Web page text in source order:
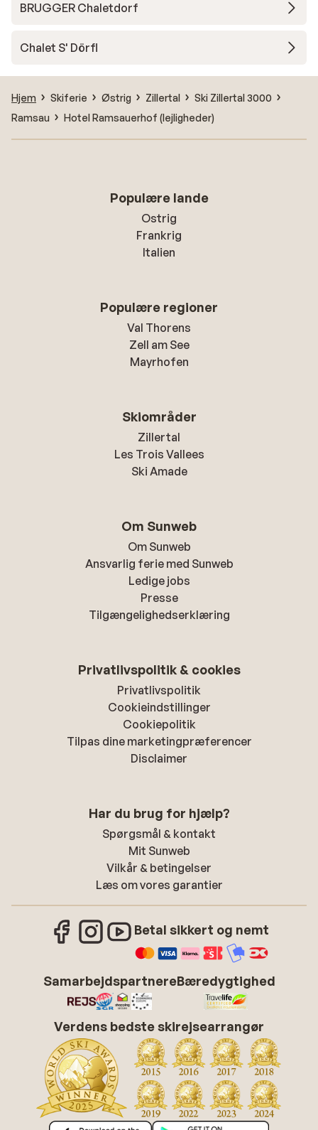
BRUGGER Chaletdorf
Chalet S' Dörfl
Hjem Skiferie Østrig Zillertal
Ski Zillertal 3000
Ramsau
Hotel Ramsauerhof (lejligheder)
Populære lande
Ostrig
Frankrig
Italien
Populære regioner
Val Thorens
Zell am See
Mayrhofen
Skiområder
Zillertal
Les Trois Vallees
Ski Amade
Om Sunweb
Om Sunweb
Ansvarlig ferie med Sunweb
Ledige jobs
Presse
Tilgængelighedserklæring
Privatlivspolitik & cookies
Privatlivspolitik
Cookieindstillinger
Cookiepolitik
Tilpas dine marketingpræferencer
Disclaimer
Har du brug for hjælp?
Spørgsmål & kontakt
Mit Sunweb
Vilkår & betingelser
Læs om vores garantier
Betal sikkert og nemt
SamarbejdspartnereBæredygtighed
Verdens bedste skirejsearrangør